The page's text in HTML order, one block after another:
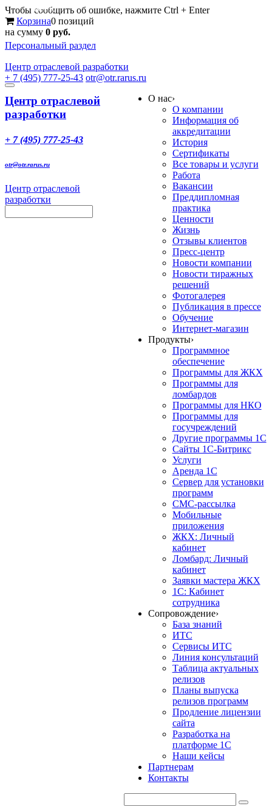
Чтобы сообщить об ошибке, нажмите Ctrl + Enter
Корзина0 позиций
на сумму 0 руб.
Персональный раздел
Центр отраслевой разработки
+ 7 (495) 777-25-43 otr@otr.rarus.ru
Toggle
navigation
Меню
Центр отраслевой
разработки
+ 7 (495) 777-25-43
otr@otr.rarus.ru
Центр отраслевой
разработки
О нас›
О компании
Информация об
аккредитации
История
Сертификаты
Все товары и услуги
Работа
Вакансии
Преддипломная
практика
Ценности
Жизнь
Отзывы клиентов
Пресс-центр
Новости компании
Новости тиражных
решений
Фотогалерея
Публикация в прессе
Обучение
Интернет-магазин
Продукты›
Программное
обеспечение
Программы для ЖКХ
Программы для
ломбардов
Программы для НКО
Программы для
госучреждений
Другие программы 1С
Сайты 1С-Битрикс
Услуги
Аренда 1С
Сервер для установки
программ
СМС-рассылка
Мобильные
приложения
ЖКХ: Личный
кабинет
Ломбард: Личный
кабинет
Заявки мастера ЖКХ
1С: Кабинет
сотрудника
Сопровождение›
База знаний
ИТС
Сервисы ИТС
Линия консультаций
Таблица актуальных
релизов
Планы выпуска
релизов программ
Продление лицензии
сайта
Разработка на
платформе 1С
Наши кейсы
Партнерам
Контакты